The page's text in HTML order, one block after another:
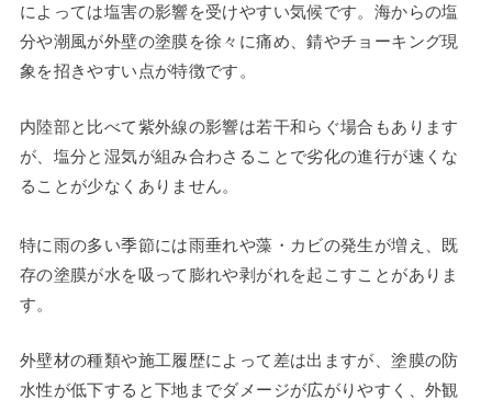
によっては塩害の影響を受けやすい気候です。海からの塩
分や潮風が外壁の塗膜を徐々に痛め、錆やチョーキング現
象を招きやすい点が特徴です。
内陸部と比べて紫外線の影響は若干和らぐ場合もあります
が、塩分と湿気が組み合わさることで劣化の進行が速くな
ることが少なくありません。
特に雨の多い季節には雨垂れや藻・カビの発生が増え、既
存の塗膜が水を吸って膨れや剥がれを起こすことがありま
す。
外壁材の種類や施工履歴によって差は出ますが、塗膜の防
水性が低下すると下地までダメージが広がりやすく、外観